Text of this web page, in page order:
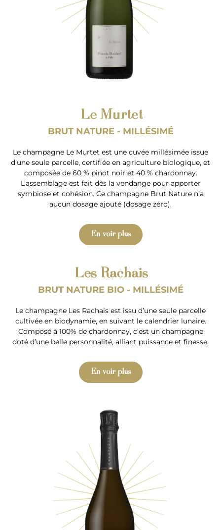
Le Murtet
BRUT NATURE - MILLÉSIMÉ
Le champagne Le Murtet est une cuvée millésimée issue
d’une seule parcelle, certifiée en agriculture biologique, et
composée de 60 % pinot noir et 40 % chardonnay.
L’assemblage est fait dès la vendange pour apporter
symbiose et cohésion. Ce champagne Brut Nature n’a
aucun dosage ajouté (dosage zéro).
En voir plus
Les Rachais
BRUT NATURE BIO - MILLÉSIMÉ
Le champagne Les Rachais est issu d’une seule parcelle
cultivée en biodynamie, en suivant le calendrier lunaire.
Composé à 100% de chardonnay, c’est un champagne
doté d’une belle personnalité, alliant puissance et finesse.
En voir plus